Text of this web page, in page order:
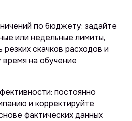
по бюджету: задайте
или недельные лимиты,
скачков расходов и
время на обучение
постоянно
и корректируйте
фактических данных